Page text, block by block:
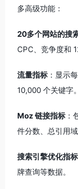
多高级功能：
20多个网站的搜
CPC、竞争度和
流量指标 ：显示
10,000 个关键字。
Moz 链接指标 ：
件分数、总引用
搜索引擎优化指标
牌查询等数据。